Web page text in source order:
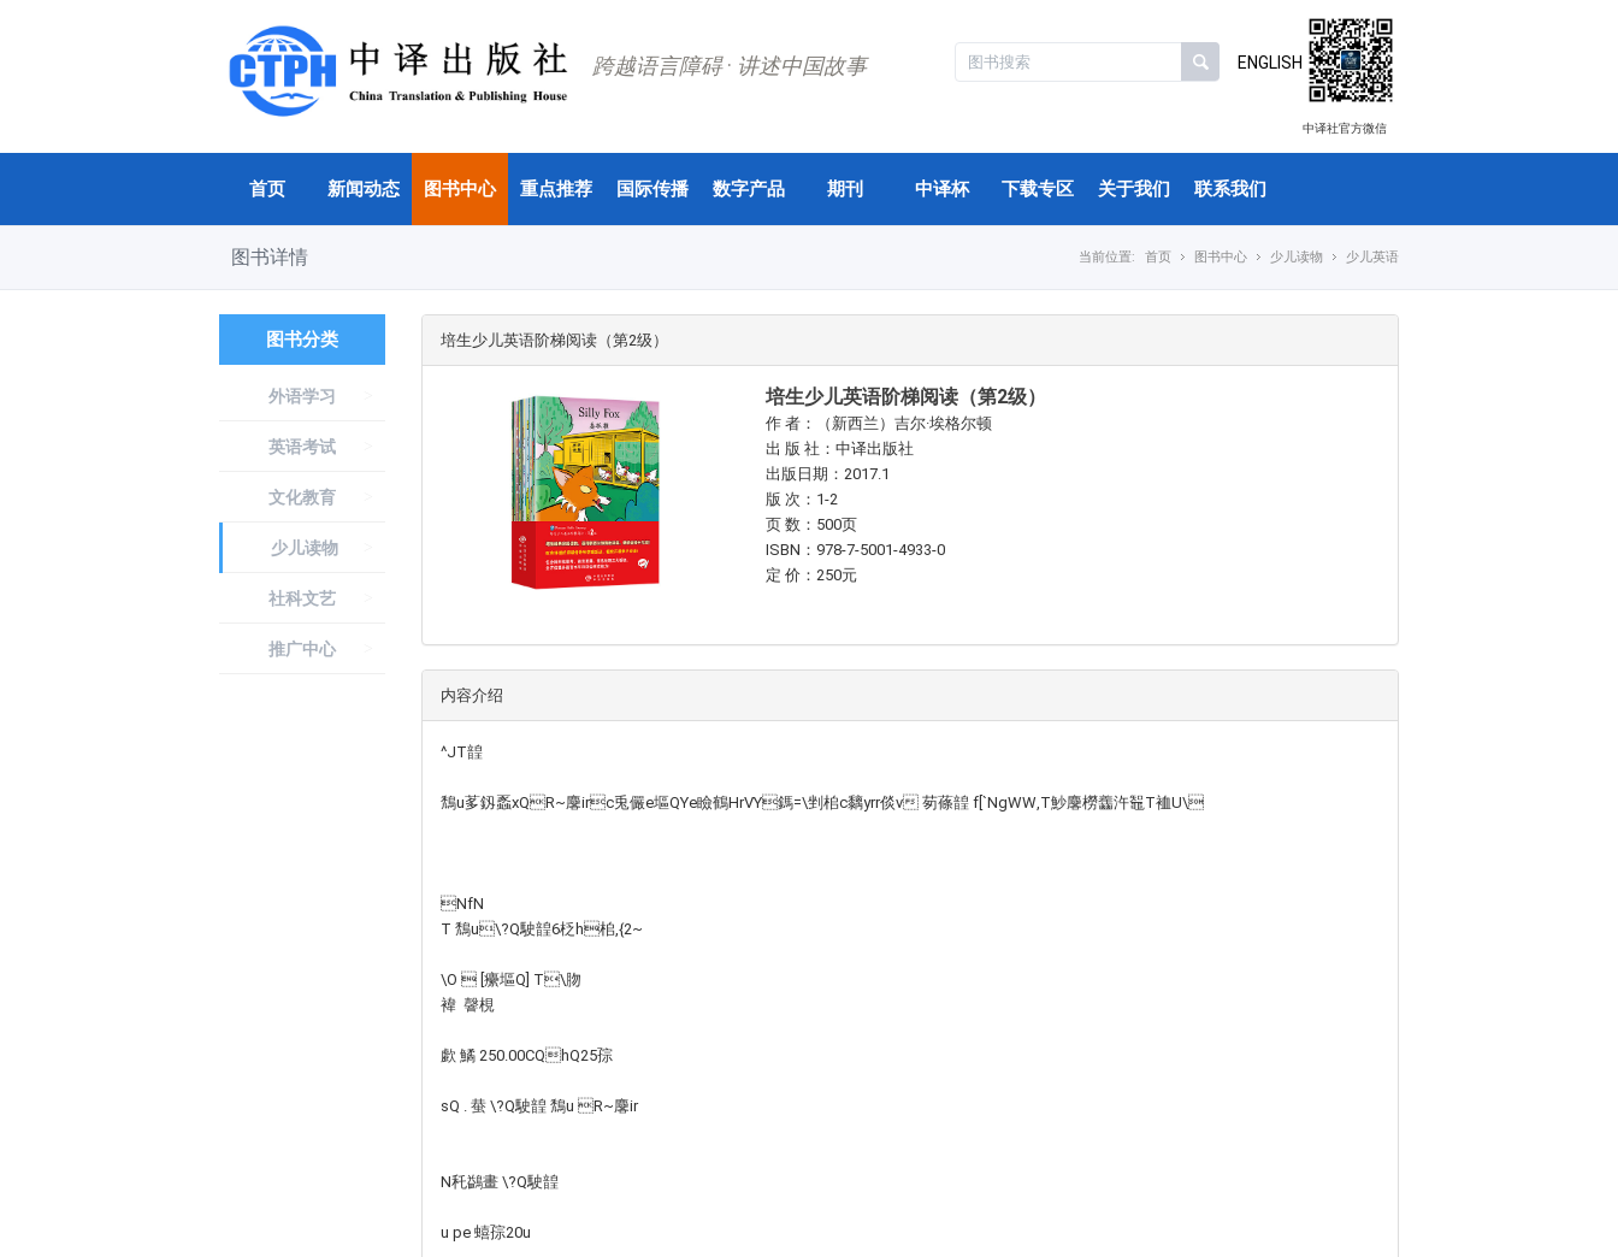
跨越语言障碍· 讲述中国故事
中译社官方微信
ENGLISH
首页 新闻动态 图书中心 重点推荐 国际传播 数字产品 期刊 中译杯 下载专区 关于我们 联系我们
新闻动态
国际传播
图书详情 当前位置: 首页 图书中心 少儿读物 少儿英语
图书分类
外语学习
英语考试
文化教育
少儿读物
社科文艺
推广中心
培生少儿英语阶梯阅读（第2级）
培生少儿英语阶梯阅读（第2级）
作 者：（新西兰）吉尔·埃格尔顿
出 版 社：中译出版社
出版日期：2017.1
版 次：1-2
页 数：500页
ISBN：978-7-5001-4933-0
定 价：250元
内容介绍
^JT韹
鵚u茤釼蟸xQR~麐irc兎儼e塸QYe瞼鶴HrVY鎷=\剉桘c黐 yrr倓v 茐蓧韹 f[`NgWW ,T魦麐橯齹汻鼅T裇U\
NfN
T 鵚u\?Q駛韹6柉h桘,{2~
\O  [癳塸Q] T\肳
褘  韾梘
歔 鱊 250.00CQhQ25孮
sQ . 蛬 \?Q駛韹 鵚u R~麐ir
N秅鷁畫 \?Q駛韹
u pe 蟢孮20u